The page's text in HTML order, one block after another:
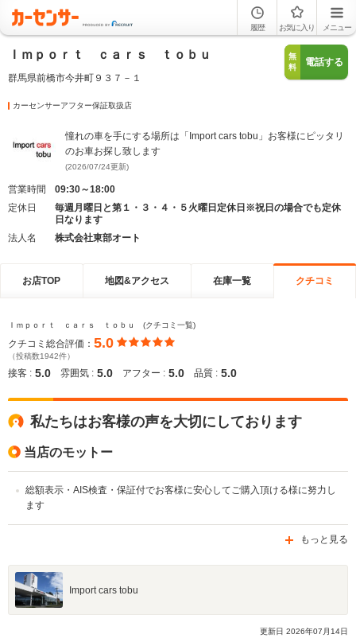
履歴 お気に入り メニュー
Ｉｍｐｏｒｔ ｃａｒｓ ｔｏｂｕ
群馬県前橋市今井町９３７－１
無
料
電話する
カーセンサーアフター保証取扱店
憧れの車を手にする場所は「Import cars tobu」お客様にピッタリ
のお車お探し致します
(2026/07/24更新)
営業時間
09:30～18:00
定休日
毎週月曜日と第１・３・４・５火曜日定休日※祝日の場合でも定休
日なります
法人名
株式会社東部オート
お店TOP 地図&アクセス 在庫一覧 クチコミ
Ｉｍｐｏｒｔ ｃａｒｓ ｔｏｂｕ (クチコミ一覧)
クチコミ総合評価： 5.0
（投稿数1942件）
接客 : 5.0 雰囲気 : 5.0 アフター : 5.0 品質 : 5.0
私たちはお客様の声を大切にしております
当店のモットー
総額表示・AIS検査・保証付でお客様に安心してご購入頂ける様に努力し
ます
もっと見る
Import cars tobu
更新日 2026年07 月 14日